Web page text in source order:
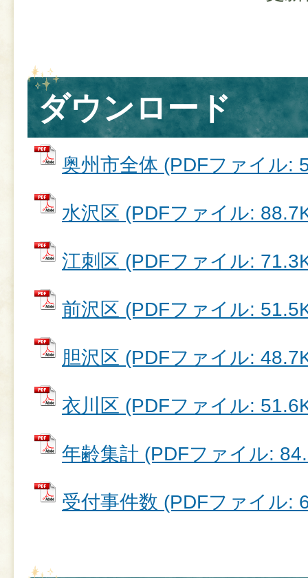
ダウンロード
奥州市全体 (PDFファイル:
水沢区 (PDFファイル:
江刺区 (PDFファイル:
前沢区 (PDFファイル:
胆沢区 (PDFファイル:
衣川区 (PDFファイル:
年齢集計 (PDFファイル:
受付事件数 (PDFファイル: